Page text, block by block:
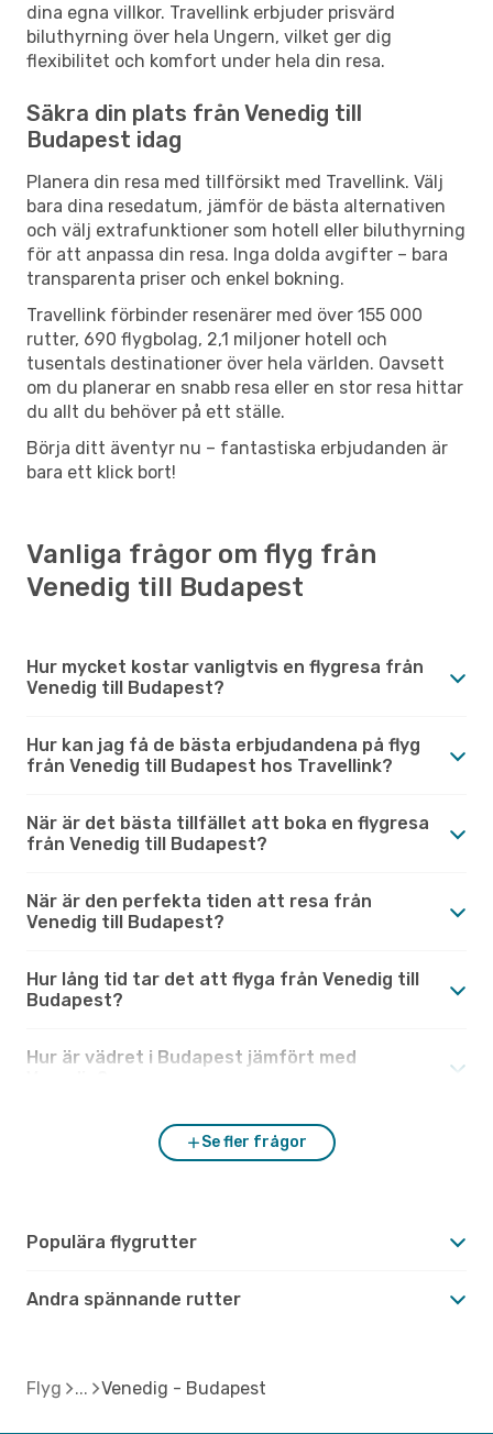
dina egna villkor. Travellink erbjuder prisvärd
biluthyrning över hela Ungern, vilket ger dig
flexibilitet och komfort under hela din resa.
Säkra din plats från Venedig till
Budapest idag
Planera din resa med tillförsikt med Travellink. Välj
bara dina resedatum, jämför de bästa alternativen
och välj extrafunktioner som hotell eller biluthyrning
för att anpassa din resa. Inga dolda avgifter – bara
transparenta priser och enkel bokning.
Travellink förbinder resenärer med över 155 000
rutter, 690 flygbolag, 2,1 miljoner hotell och
tusentals destinationer över hela världen. Oavsett
om du planerar en snabb resa eller en stor resa hittar
du allt du behöver på ett ställe.
Börja ditt äventyr nu – fantastiska erbjudanden är
bara ett klick bort!
Vanliga frågor om flyg från
Venedig till Budapest
Hur mycket kostar vanligtvis en flygresa från
Venedig till Budapest?
Hur kan jag få de bästa erbjudandena på flyg
från Venedig till Budapest hos Travellink?
När är det bästa tillfället att boka en flygresa
från Venedig till Budapest?
När är den perfekta tiden att resa från
Venedig till Budapest?
Hur lång tid tar det att flyga från Venedig till
Budapest?
Hur är vädret i Budapest jämfört med
Se fler frågor
Populära flygrutter
Andra spännande rutter
Flyg Venedig - Budapest